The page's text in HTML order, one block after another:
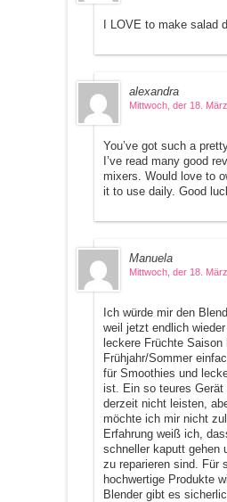
I LOVE to make salad
alexandra
Mittwoch, der 18.
You’ve got such a
I’ve read many good
mixers. Would love to
it to use daily. Good
Manuela
Mittwoch, der 18.
Ich würde mir den
weil jetzt endlich
leckere Früchte Saison
Frühjahr/Sommer
für Smoothies und
ist. Ein so teures Gerät
derzeit nicht leisten,
möchte ich mir nicht
Erfahrung weiß ich,
schneller kaputt gehen
zu reparieren sind. Für
hochwertige Produkte
Blender gibt es